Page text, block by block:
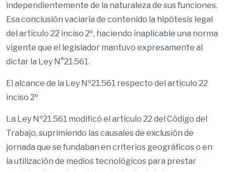
independientemente de la naturaleza de sus funciones.
Esa conclusión vaciaría de contenido la hipótesis legal
del artículo 22 inciso 2º, haciendo inaplicable una norma
vigente que el legislador mantuvo expresamente al
dictar la Ley N°21.561.
El alcance de la Ley Nº21.561 respecto del artículo 22
inciso 2º
La Ley Nº21.561 modificó el artículo 22 del Código del
Trabajo, suprimiendo las causales de exclusión de
jornada que se fundaban en criterios geográficos o en
la utilización de medios tecnológicos para prestar